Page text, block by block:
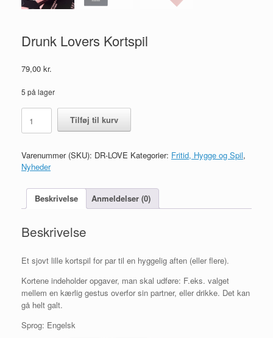
Drunk Lovers Kortspil
79,00 kr.
5 på lager
Drunk
Lovers
Kortspil
Tilføj til kurv
Varenummer (SKU): DR-LOVE Kategorier: Fritid, Hygge og Spil,
Nyheder
Beskrivelse Anmeldelser (0)
Beskrivelse
Et sjovt lille kortspil for par til en hyggelig aften (eller flere).
Kortene indeholder opgaver, man skal udføre: F.eks. valget
mellem en kærlig gestus overfor sin partner, eller drikke. Det kan
gå helt galt.
Sprog: Engelsk